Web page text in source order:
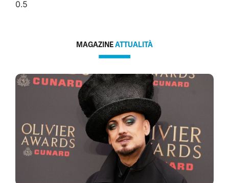
MAGAZINEATTUALITÀ